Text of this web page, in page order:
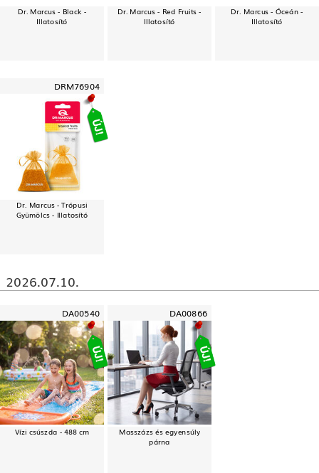
Dr. Marcus - Black -
Illatosító
Dr. Marcus - Red Fruits -
Illatosító
Dr. Marcus - Óceán -
Illatosító
DRM76904
Dr. Marcus - Trópusi
Gyümölcs - Illatosító
2026.07.10.
DA00540
Vízi csúszda - 488 cm
DA00866
Masszázs és egyensúly
párna